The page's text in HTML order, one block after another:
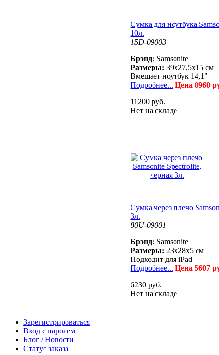
Сумка для ноутбука
10л.
15D-09003
Брэнд: Samsonite
Размеры: 39x27,5x15 см
Вмещает ноутбук 14,1"
Подробнее... Цена 8960
11200 руб.
Нет на складе
Сумка через плечо
3л.
80U-09001
Брэнд: Samsonite
Размеры: 23х28х5 см
Подходит для iPad
Подробнее... Цена 5607
6230 руб.
Нет на складе
Зарегистрироваться
Вход с паролем
Блог / Новости
Статус заказа